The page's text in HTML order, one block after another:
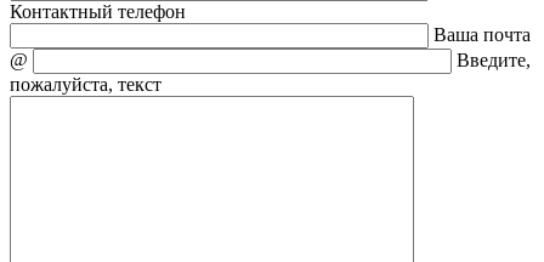
Контактный телефон
Ваша почта
@
Введите,
пожалуйста, текст